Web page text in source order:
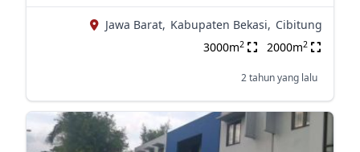
Jawa Barat, Kabupaten Bekasi, Cibitung
3000m2 2000m2
2 tahun yang lalu